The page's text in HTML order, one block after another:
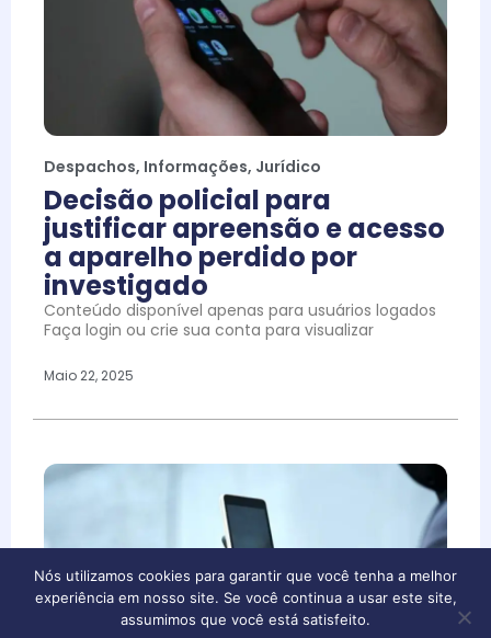
Despachos, Informações, Jurídico
Decisão policial para
justificar apreensão e acesso
a aparelho perdido por
investigado
Conteúdo disponível apenas para usuários logados
Faça login ou crie sua conta para visualizar
Maio 22, 2025
Nós utilizamos cookies para garantir que você tenha a melhor
experiência em nosso site. Se você continua a usar este site,
assumimos que você está satisfeito.